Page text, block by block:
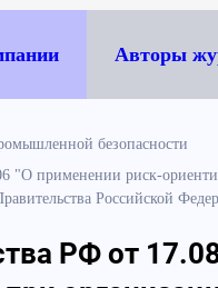
Авторы
безопасности
"О применении риск-
Российской
РФ от